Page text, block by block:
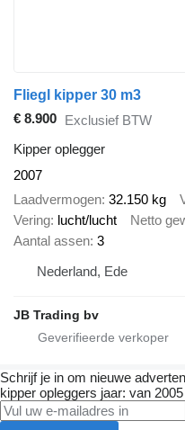
Fliegl kipper 30 m3
€ 8.900 Exclusief BTW
Kipper oplegger
2007
Laadvermogen 32.150 kg
Vering lucht/lucht Netto
Aantal assen 3
Nederland, Ede
JB Trading bv
Schrijf je in om nieuwe
kipper opleggers jaar: van